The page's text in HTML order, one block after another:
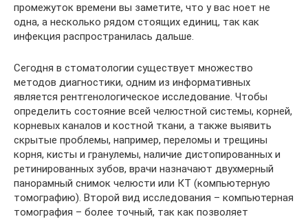
промежуток времени вы заметите, что у вас ноет не
одна, а несколько рядом стоящих единиц, так как
инфекция распространилась дальше.
Сегодня в стоматологии существует множество
методов диагностики, одним из информативных
является рентгенологическое исследование. Чтобы
определить состояние всей челюстной системы, корней,
корневых каналов и костной ткани, а также выявить
скрытые проблемы, например, переломы и трещины
корня, кисты и гранулемы, наличие дистопированных и
ретинированных зубов, врачи назначают двухмерный
панорамный снимок челюсти или КТ (компьютерную
томографию). Второй вид исследования – компьютерная
томография – более точный, так как позволяет